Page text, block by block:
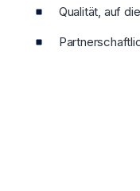
Qualität, auf